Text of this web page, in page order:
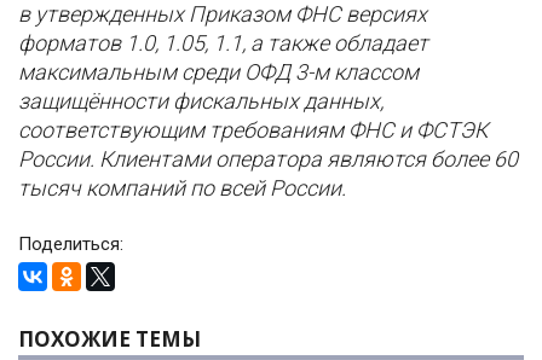
в утвержденных Приказом ФНС версиях
форматов 1.0, 1.05, 1.1, а также обладает
максимальным среди ОФД 3-м классом
защищённости фискальных данных,
соответствующим требованиям ФНС и ФСТЭК
России. Клиентами оператора являются более 60
тысяч компаний по всей России.
Поделиться:
ПОХОЖИЕ ТЕМЫ